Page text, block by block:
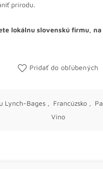
prírodu.
lokálnu slovenskú firmu,
Pridať do obľúbených
Lynch-Bages , Francúzsko ,
Víno